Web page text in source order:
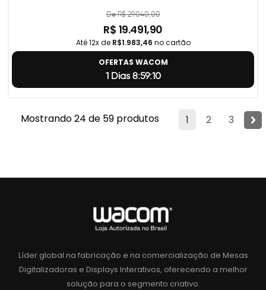
De R$ 29.040,00
R$ 19.491,90
Até 12x de R$1.983,46 no cartão
OFERTAS WACOM
1 Dias 8:59:9
1 2 3
Mostrando 24 de 59 produtos
Líder global na fabricação e na comercialização de Mesas
Digitalizadoras e Displays Interativos, oferecendo a melhor
solução para o segmento criativo.